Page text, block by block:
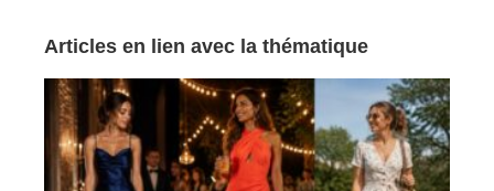
Articles en lien avec la thématique